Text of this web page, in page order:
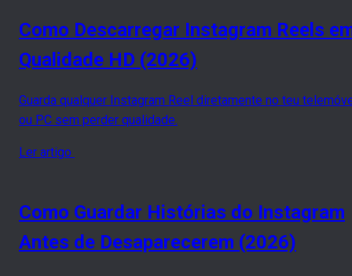
Como Descarregar Instagram Reels
Qualidade HD (2026)
Guarda qualquer Instagram Reel diretamente no teu
ou PC sem perder qualidade.
Ler artigo
Como Guardar Histórias do Instagram
Antes de Desaparecerem (2026)